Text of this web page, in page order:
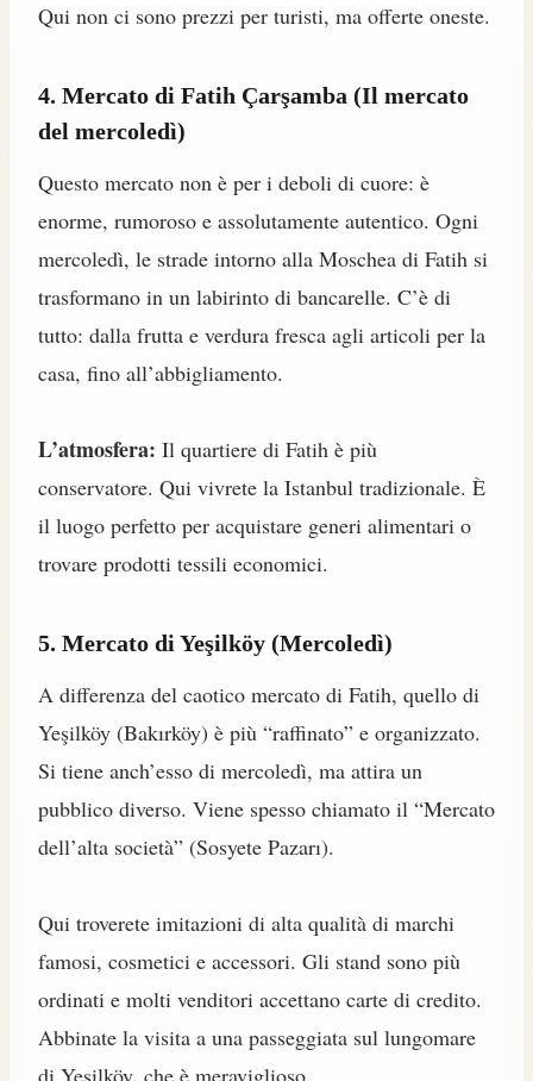
Qui non ci sono prezzi per turisti, ma offerte oneste.
4. Mercato di Fatih Çarşamba (Il mercato
del mercoledì)
Questo mercato non è per i deboli di cuore: è
enorme, rumoroso e assolutamente autentico. Ogni
mercoledì, le strade intorno alla Moschea di Fatih si
trasformano in un labirinto di bancarelle. C’è di
tutto: dalla frutta e verdura fresca agli articoli per la
casa, fino all’abbigliamento.
L’atmosfera: Il quartiere di Fatih è più
conservatore. Qui vivrete la Istanbul tradizionale. È
il luogo perfetto per acquistare generi alimentari o
trovare prodotti tessili economici.
5. Mercato di Yeşilköy (Mercoledì)
A differenza del caotico mercato di Fatih, quello di
Yeşilköy (Bakırköy) è più “raffinato” e organizzato.
Si tiene anch’esso di mercoledì, ma attira un
pubblico diverso. Viene spesso chiamato il “Mercato
dell’alta società” (Sosyete Pazarı).
Qui troverete imitazioni di alta qualità di marchi
famosi, cosmetici e accessori. Gli stand sono più
ordinati e molti venditori accettano carte di credito.
Abbinate la visita a una passeggiata sul lungomare